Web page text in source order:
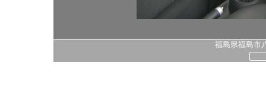
福島県福島市